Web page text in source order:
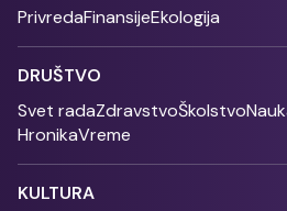
PrivredaFinansijeEkologija
DRUŠTVO
Svet radaZdravstvoŠkolstvo
HronikaVreme
KULTURA